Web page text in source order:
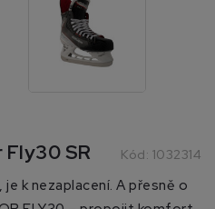
Fly30 SR Kód: 1032314
k nezaplacení. A přesně o